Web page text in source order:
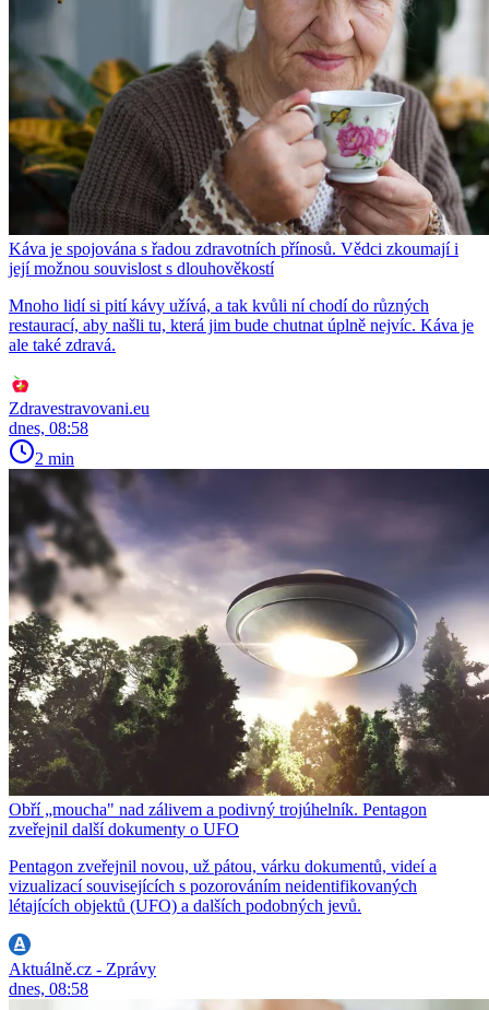
Káva je spojována s řadou zdravotních přínosů. Vědci zkoumají i
její možnou souvislost s dlouhověkostí
Mnoho lidí si pití kávy užívá, a tak kvůli ní chodí do různých
restaurací, aby našli tu, která jim bude chutnat úplně nejvíc. Káva je
ale také zdravá.
Zdravestravovani.eu
dnes, 08:58
2 min
Obří „moucha" nad zálivem a podivný trojúhelník. Pentagon
zveřejnil další dokumenty o UFO
Pentagon zveřejnil novou, už pátou, várku dokumentů, videí a
vizualizací souvisejících s pozorováním neidentifikovaných
létajících objektů (UFO) a dalších podobných jevů.
Aktuálně.cz - Zprávy
dnes, 08:58